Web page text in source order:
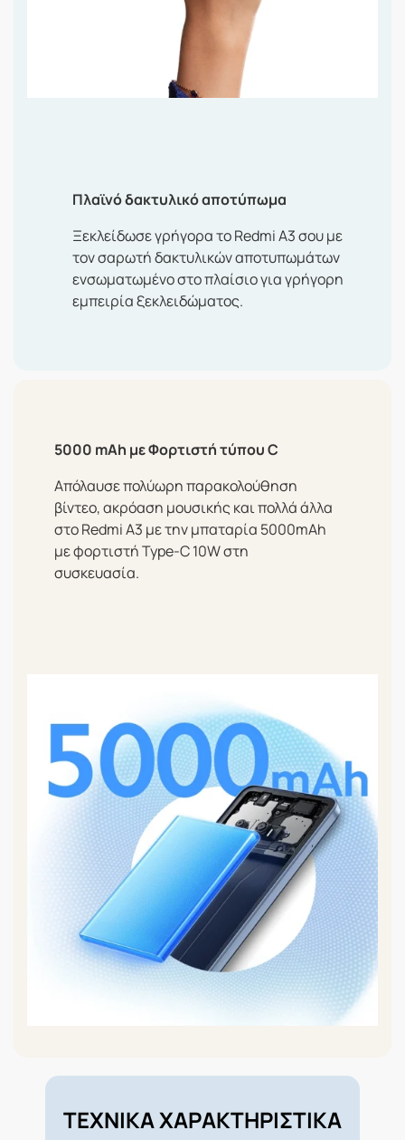
Πλαϊνό δακτυλικό αποτύπωμα
Ξεκλείδωσε γρήγορα το Redmi A3 σου με
τον σαρωτή δακτυλικών αποτυπωμάτων
ενσωματωμένο στο πλαίσιο για γρήγορη
εμπειρία ξεκλειδώματος.
5000 mAh με Φορτιστή τύπου C
Απόλαυσε πολύωρη παρακολούθηση
βίντεο, ακρόαση μουσικής και πολλά άλλα
στο Redmi A3 με την μπαταρία 5000mAh
με φορτιστή Type-C 10W στη
συσκευασία.
ΤΕΧΝΙΚΑ ΧΑΡΑΚΤΗΡΙΣΤΙΚΑ